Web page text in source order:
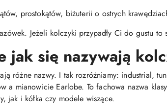
prostokątów, biżuterii o ostrych
Jeżeli kolczyki przypadły Ci do gustu
jak się nazywają
różne nazwy. I tak rozróżniamy: industrial,
a mianowicie Earlobe. To fachowa nazwa
jak i kółka czy modele wiszące.